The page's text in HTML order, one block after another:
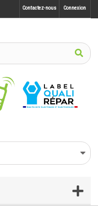
Connexion
Contactez-nous